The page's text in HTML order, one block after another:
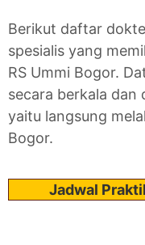
Berikut daftar
spesialis yang
RS Ummi Bogor.
secara berkala dan
yaitu langsung
Bogor.
Jadwal